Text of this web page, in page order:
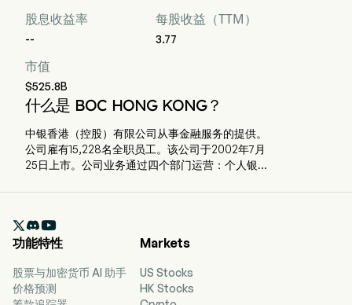
股息收益率
--
每股收益（TTM）
3.77
市值
$525.8B
什么是 BOC HONG KONG？
中银香港（控股）有限公司从事金融服务的提供。
公司雇有15,228名全职员工。该公司于2002年7月
25日上市。公司业务通过四个部门运营：个人银
（国际）有限公司和保祥证券及期货有限公司。

功能特性
股票与加密货币 AI 助手
价格预测
Markets
US Stocks
HK Stocks